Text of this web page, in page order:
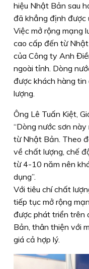
hiệu Nhật Bản sau
đã khẳng định được
Việc mở rộng mạng
cao cấp đến từ
của Công ty Anh
ngoài tỉnh. Dòng
được khách hàng
lượng.
Ông Lê Tuấn Kiệt,
“Dòng nước sơn
từ Nhật Bản. Theo
về chất lượng, chế
từ 4-10 năm nên
dụng”.
Với tiêu chí chất
tiếp tục mở rộng
được phát triển trên
Bản, thân thiện với
giá cả hợp lý.